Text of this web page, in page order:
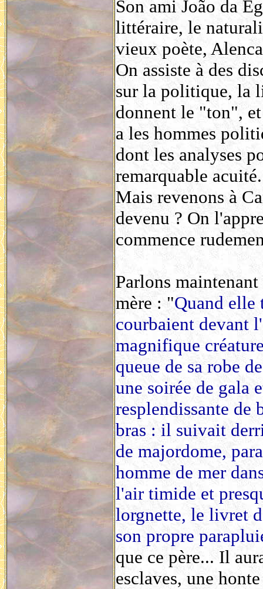
Son ami João da
littéraire, le
vieux poète,
On assiste à des
sur la politique, la
donnent le "ton",
a les hommes
dont les analyses
remarquable acuité.
Mais revenons à
devenu ? On
commence
Parlons
mère : "Quand elle
courbaient devant
magnifique
queue de sa robe
une soirée de gala
resplendissante
bras : il suivait
de majordome,
homme de mer
l'air timide et
lorgnette, le livret
son propre
que ce père... Il
esclaves, une